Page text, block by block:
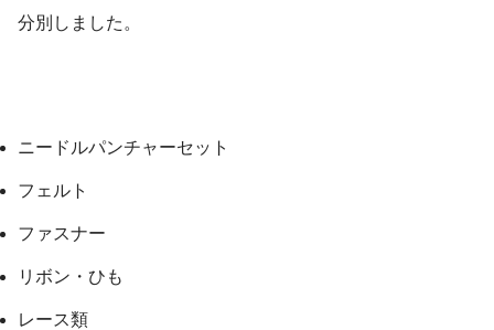
分別しました。
ニードルパンチャーセット
フェルト
ファスナー
リボン・ひも
レース類